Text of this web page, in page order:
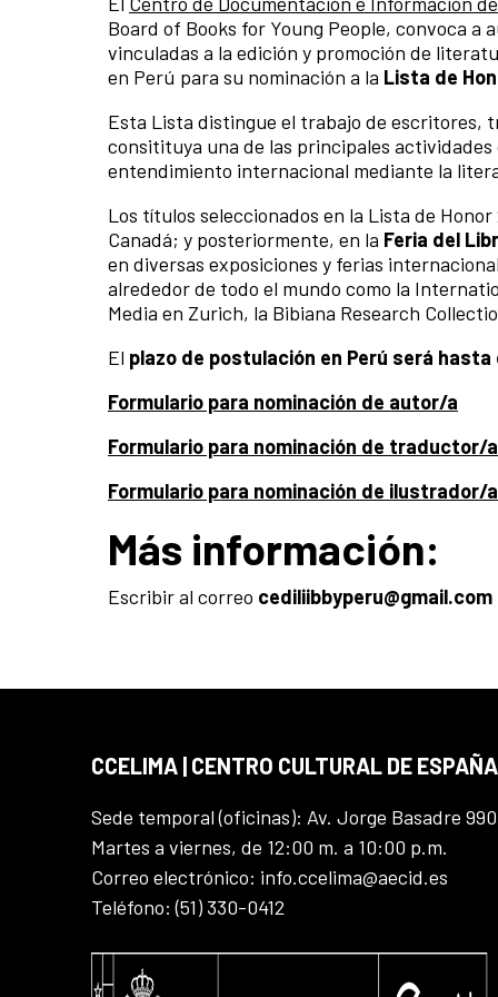
Board of Books for Young People, convoca
vinculadas a la edición y promoción de
en Perú para su nominación a la Lista de
Esta Lista distingue el trabajo de escritores,
consitituya una de las principales
entendimiento internacional mediante la
Los títulos seleccionados en la Lista de
Canadá; y posteriormente, en la Feria del
en diversas exposiciones y ferias
alrededor de todo el mundo como la
Media en Zurich, la Bibiana Research
El plazo de postulación en Perú será
Formulario para nominación de autor/a
Formulario para nominación de traductor/a
Formulario para nominación de ilustrador/a
Más información:
Escribir al correo cediliibbyperu@gmail.com
CCELIMA | CENTRO CULTURAL DE
Sede temporal (oficinas): Av. Jorge Basadre
Martes a viernes, de 12:00 m. a 10:00 p.m.
Correo electrónico: info.ccelima@aecid.es
Teléfono: (51) 330-0412